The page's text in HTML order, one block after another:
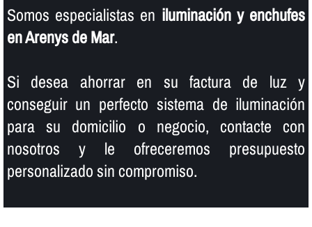
Somos especialistas en iluminación y enchufes
en Arenys de Mar.
Si desea ahorrar en su factura de luz y
conseguir un perfecto sistema de iluminación
para su domicilio o negocio, contacte con
nosotros y le ofreceremos presupuesto
personalizado sin compromiso.